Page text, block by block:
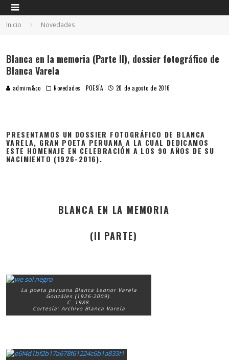
Inicio Novedades
Blanca en la memoria (Parte II), dossier fotográfico de
Blanca Varela
adminv&co Novedades POESÍA 20 de agosto de 2016
PRESENTAMOS UN DOSSIER FOTOGRÁFICO DE BLANCA
VARELA, GRAN POETA PERUANA A LA CUAL DEDICAMOS
ESTE HOMENAJE EN CELEBRACIÓN A LOS 90 AÑOS DE SU
NACIMIENTO (1926-2016).
BLANCA EN LA MEMORIA
(II PARTE)
La poeta peruana Blanca Leonor Varela
Gonzáles (1926-2009).
C. 1988.
Cortesía: Archivo Blanca Varela